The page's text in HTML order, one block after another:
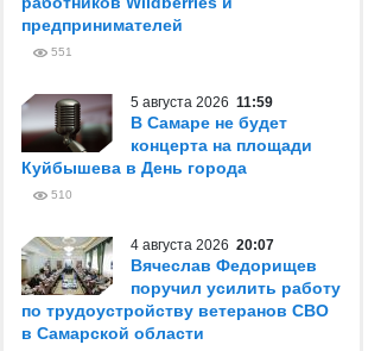
предпринимателей
551
5 августа 2026 11:59
В Самаре не будет
концерта на площади
Куйбышева в День города
510
4 августа 2026 20:07
Вячеслав Федорищев
поручил усилить работу
по трудоустройству ветеранов СВО
в Самарской области